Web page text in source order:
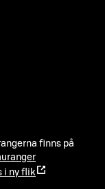
finns på
i ny flik